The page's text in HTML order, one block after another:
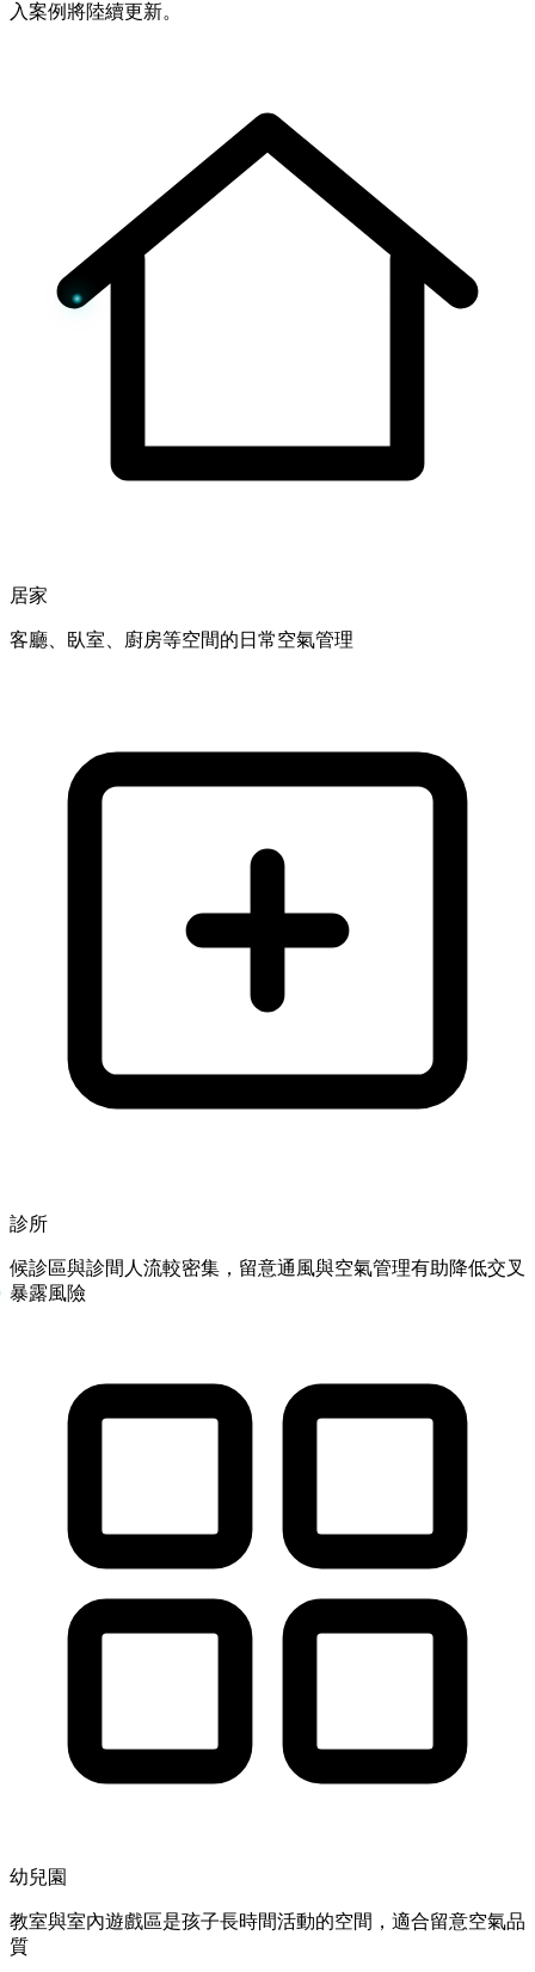
入案例將陸續更新。
居家
客廳、臥室、廚房等空間的日常空氣管理
診所
候診區與診間人流較密集，留意通風與空氣管理有助降低交叉
暴露風險
幼兒園
教室與室內遊戲區是孩子長時間活動的空間，適合留意空氣品
質